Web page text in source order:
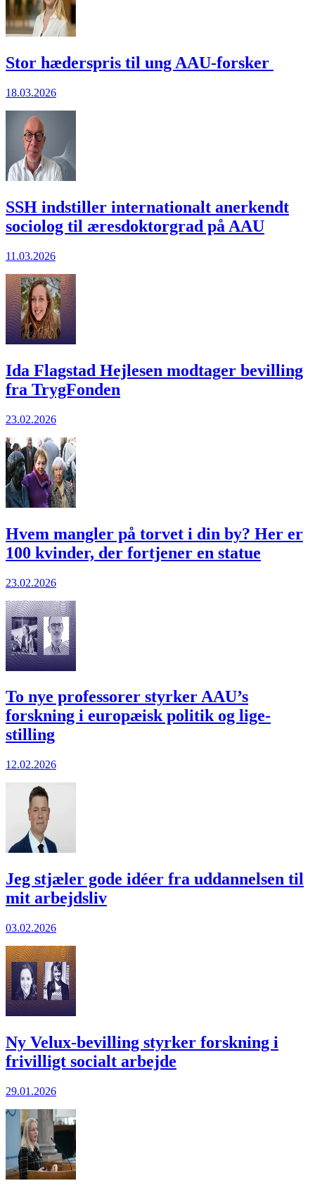
Stor hæderspris til ung AAU-forsker
18.03.2026
SSH indstiller internationalt anerkendt
sociolog til æresdoktorgrad på AAU
11.03.2026
Ida Flagstad Hejlesen modtager bevilling
fra TrygFonden
23.02.2026
Hvem mangler på torvet i din by? Her er
100 kvinder, der fortjener en statue
23.02.2026
To nye professorer styrker AAU’s
forskning i euro­pæisk politik og lige­
stilling
12.02.2026
Jeg stjæler gode idéer fra uddannelsen til
mit arbejdsliv
03.02.2026
Ny Velux-bevilling styrker forskning i
frivilligt socialt arbejde
29.01.2026